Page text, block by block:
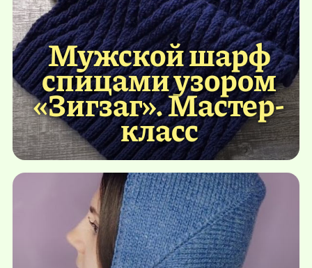
Мужской шарф
спицами узором
«Зигзаг». Мастер-
класс